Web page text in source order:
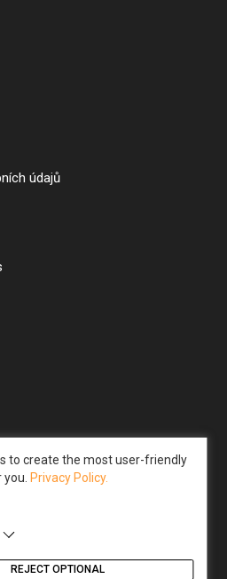
to create the most user-friendly
Privacy Policy.
REJECT OPTIONAL
údajů